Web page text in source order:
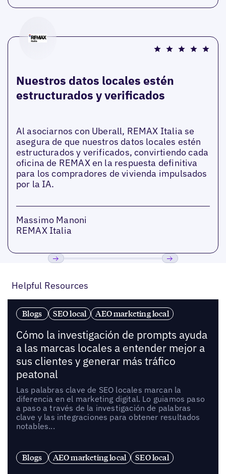
Nuestros datos locales estén
estructurados y verificados
Al asociarnos con Uberall, REMAX Italia se
asegura de que nuestros datos locales estén
estructurados y verificados, convirtiendo cada
oficina de REMAX en la respuesta definitiva
para los compradores de vivienda impulsados
por la IA.
Massimo Manoni
REMAX Italia
Helpful Resources
Blogs SEO local AEO marketing local
Cómo la investigación de prompts ayuda
a las marcas locales a entender mejor a
sus clientes y generar más tráfico
peatonal
Las palabras clave de SEO locales marcan la
diferencia en el marketing digital. Lo guiamos paso
a paso a través de la investigación de palabras
clave y las integraciones para obtener resultados
notables...
Blogs AEO marketing local SEO local